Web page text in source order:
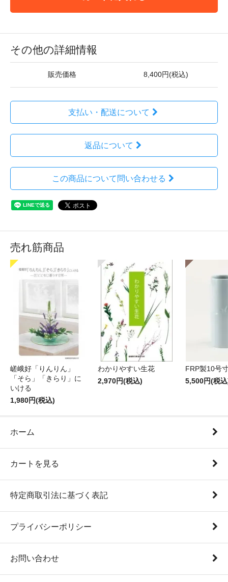
その他の詳細情報
販売価格 8,400円(税込)
支払い・配送について
返品について
この商品について問い合わせる
売れ筋商品
嵯峨好「りんりん」
「そら」「きらり」に
いける
1,980円(税込)
わかりやすい生花
2,970円(税込)
FRP製10号
5,500円(税
ホーム
カートを見る
特定商取引法に基づく表記
プライバシーポリシー
お問い合わせ